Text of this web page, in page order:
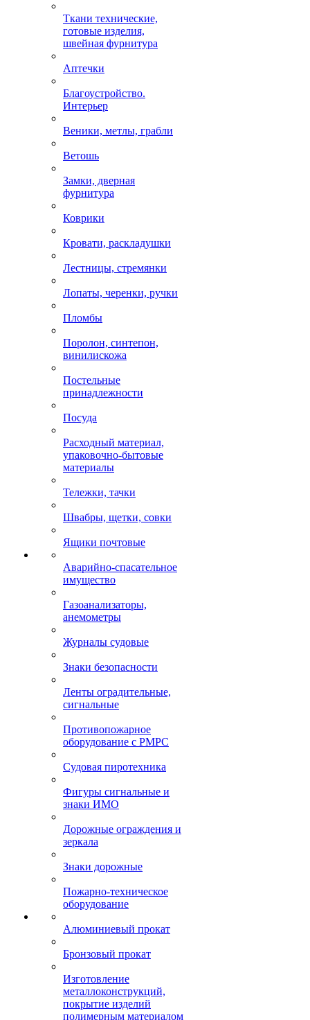
Ткани технические,
готовые изделия,
швейная фурнитура
Аптечки
Благоустройство.
Интерьер
Веники, метлы, грабли
Ветошь
Замки, дверная
фурнитура
Коврики
Кровати, раскладушки
Лестницы, стремянки
Лопаты, черенки, ручки
Пломбы
Поролон, синтепон,
винилискожа
Постельные
принадлежности
Посуда
Расходный материал,
упаковочно-бытовые
материалы
Тележки, тачки
Швабры, щетки, совки
Ящики почтовые
Аварийно-спасательное
имущество
Газоанализаторы,
анемометры
Журналы судовые
Знаки безопасности
Ленты оградительные,
сигнальные
Противопожарное
оборудование с РМРС
Судовая пиротехника
Фигуры сигнальные и
знаки ИМО
Дорожные ограждения и
зеркала
Знаки дорожные
Пожарно-техническое
оборудование
Алюминиевый прокат
Бронзовый прокат
Изготовление
металлоконструкций,
покрытие изделий
полимерным материалом